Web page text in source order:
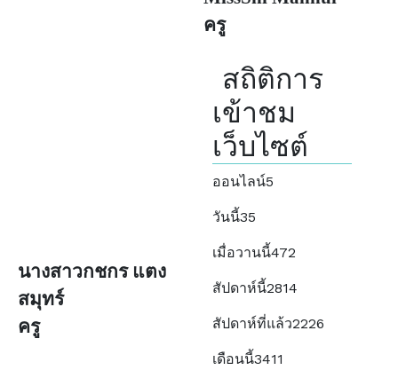
ครู
นางสาวกชกร แตง
สมุทร์
ครู
สถิติการ
เข้าชม
เว็บไซต์
ออนไลน์5
วันนี้35
เมื่อวานนี้472
สัปดาห์นี้2814
สัปดาห์ที่แล้ว2226
เดือนนี้3411